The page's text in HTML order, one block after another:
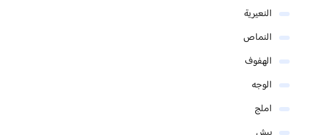
النعيرية
النماص
الهفوف
الوجه
املج